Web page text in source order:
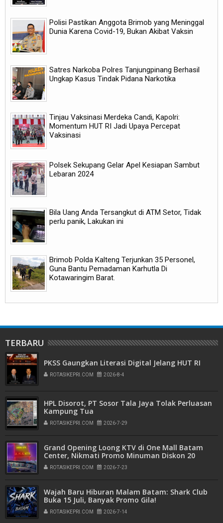
Polisi Pastikan Anggota Brimob yang Meninggal
Dunia Karena Covid-19, Bukan Akibat Vaksin
Satres Narkoba Polres Tanjungpinang Berhasil
Ungkap Kasus Tindak Pidana Narkotika
Tinjau Vaksinasi Merdeka Candi, Kapolri:
Momentum HUT RI Jadi Upaya Percepat
Vaksinasi
Polsek Sekupang Gelar Apel Kesiapan Sambut
Lebaran 2024
Bila Uang Anda Tersangkut di ATM Setor, Tidak
perlu panik, Lakukan ini
Brimob Polda Kalteng Terjunkan 35 Personel,
Guna Bantu Pemadaman Karhutla Di
Kotawaringim Barat.
TERBARU
PKSS Gaungkan Literasi Digital Jelang HUT RI
ROTASIKEPRI.COM 2026-8-4
HPL Disorot, PT Sosor Tala Jaya Tolak Perluasan
Kampung Tua
ROTASIKEPRI.COM 2026-7-29
Grand Opening Loong KTV di One Mall Batam
Center, Nikmati Promo Minuman Diskon 20
Persen
ROTASIKEPRI.COM 2026-7-23
Wajah Baru Hiburan Malam Batam: Shark Club
Buka 15 Juli, Banyak Promo Gila!
ROTASIKEPRI.COM 2026-7-14